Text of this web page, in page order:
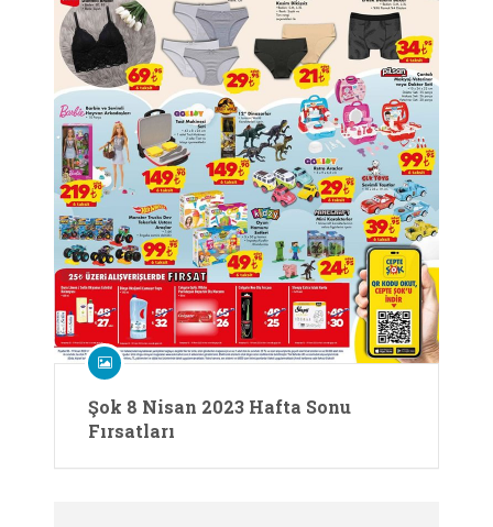
Şok 8 Nisan 2023 Hafta Sonu
Fırsatları